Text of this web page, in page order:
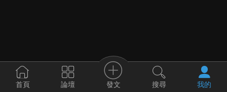
首頁 論壇 發文 搜尋 我的